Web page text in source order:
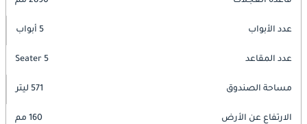
عدد الأبواب 5 أبواب
عدد المقاعد 5 Seater
مساحة الصندوق 571 ليتر
الارتفاع عن الأرض 160 مم